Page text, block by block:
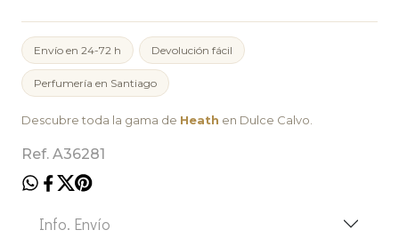
Envío en 24-72 h Devolución fácil
Perfumería en Santiago
Descubre toda la gama de Heath en Dulce Calvo.
Ref. A36281
Info. Envío